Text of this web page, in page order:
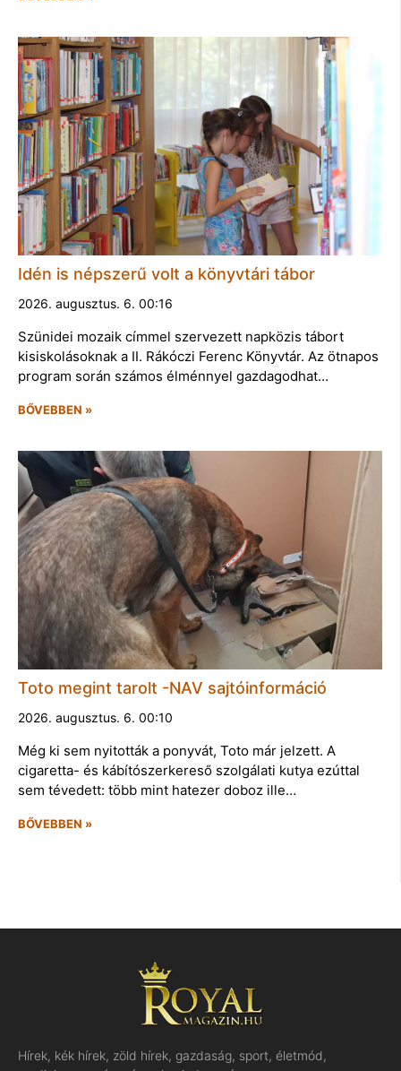
Idén is népszerű volt a könyvtári tábor
2026. augusztus. 6. 00:16
Szünidei mozaik címmel szervezett napközis tábort
kisiskolásoknak a II. Rákóczi Ferenc Könyvtár. Az ötnapos
program során számos élménnyel gazdagodhat…
BŐVEBBEN »
Toto megint tarolt -NAV sajtóinformáció
2026. augusztus. 6. 00:10
Még ki sem nyitották a ponyvát, Toto már jelzett. A
cigaretta- és kábítószerkereső szolgálati kutya ezúttal
sem tévedett: több mint hatezer doboz ille…
BŐVEBBEN »
Hírek, kék hírek, zöld hírek, gazdaság, sport, életmód,